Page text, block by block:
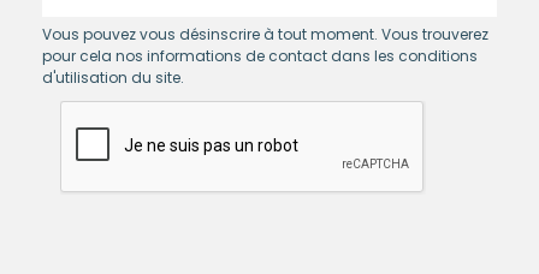
Vous pouvez vous désinscrire à tout moment. Vous trouverez
pour cela nos informations de contact dans les conditions
d'utilisation du site.